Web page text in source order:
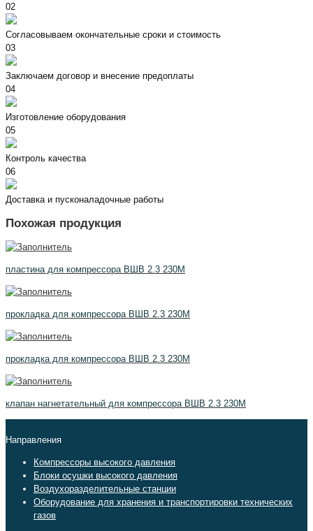
02
Согласовываем окончательные сроки и стоимость
03
Заключаем договор и внесение предоплаты
04
Изготовление оборудования
05
Контроль качества
06
Доставка и пусконаладочные работы
Похожая продукция
пластина для компрессора ВШВ 2.3 230М
прокладка для компрессора ВШВ 2.3 230М
прокладка для компрессора ВШВ 2.3 230М
клапан нагнетательный для компрессора ВШВ 2.3 230М
Направления
Компрессоры высокого давления
Блоки осушки высокого давления
Воздухоразделительные станции
Оборудование для хранения и транспортировки технических
газов